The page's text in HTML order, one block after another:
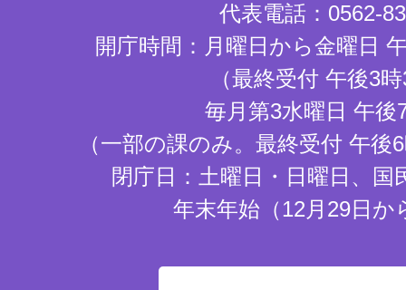
代表電話：0562-
開庁時間：月曜日から金曜日
（最終受付 午後3
毎月第3水曜日 午後
（一部の課のみ。最終受付 午
閉庁日：土曜日・日曜日、国
年末年始（12月29日か